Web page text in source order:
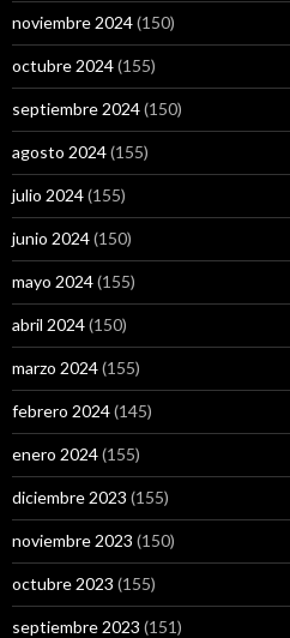
noviembre 2024(150)
octubre 2024(155)
septiembre 2024(150)
agosto 2024(155)
julio 2024(155)
junio 2024(150)
mayo 2024(155)
abril 2024(150)
marzo 2024(155)
febrero 2024(145)
enero 2024(155)
diciembre 2023 (155)
noviembre 2023 (150)
octubre 2023 (155)
septiembre 2023 (151)